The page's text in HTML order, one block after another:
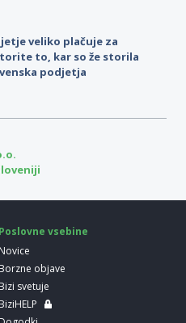
veliko plačuje za
to, kar so že storila
podjetja
Poslovne vsebine
Novice
Borzne objave
Bizi svetuje
BiziHELP